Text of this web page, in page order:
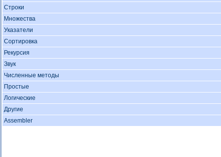
Строки
Множества
Указатели
Сортировка
Рекурсия
Звук
Численные методы
Простые
Логические
Другие
Assembler